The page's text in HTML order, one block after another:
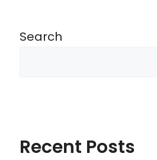
Search
Recent Posts